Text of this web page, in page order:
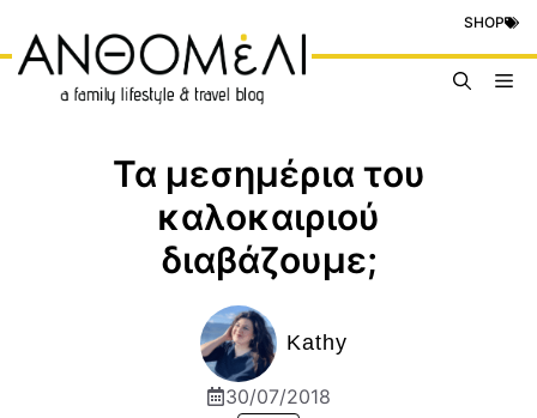
περιεχόμενο
SHOP
Τα μεσημέρια του
καλοκαιριού
διαβάζουμε;
Kathy
30/07/2018